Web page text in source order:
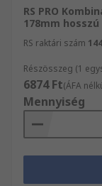
RS PRO
178mm hosszú
RS raktári szám
Részösszeg (1
6874 Ft(ÁFA
Mennyiség